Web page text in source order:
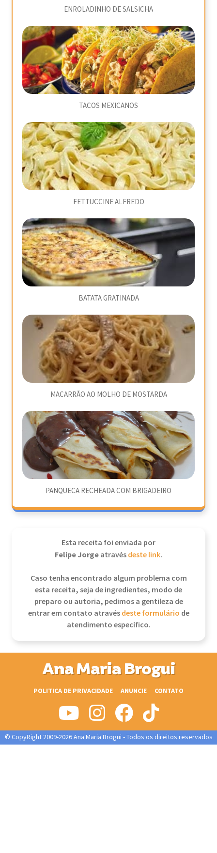
ENROLADINHO DE SALSICHA
TACOS MEXICANOS
FETTUCCINE ALFREDO
BATATA GRATINADA
MACARRÃO AO MOLHO DE MOSTARDA
PANQUECA RECHEADA COM BRIGADEIRO
Esta receita foi enviada por
Felipe Jorgeatravésdeste link.
Caso tenha encontrado algum problema com
esta receita, seja de ingredientes, modo de
preparo ou autoria, pedimos a gentileza de
entrar em contato atravésdeste formulário de
atendimento específico.
Ana Maria Brogui
POLITICA DE PRIVACIDADE ANUNCIE CONTATO
© CopyRight 2009-2026 Ana Maria Brogui - Todos os direitos reservados